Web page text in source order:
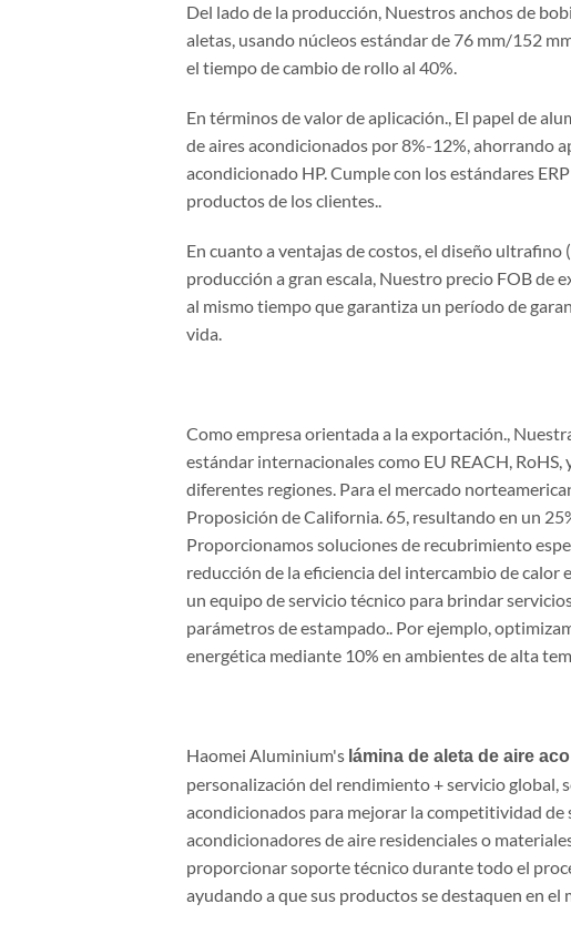
Del lado de la producción, Nuestros anchos de
aletas, usando núcleos estándar de 76 mm/152
el tiempo de cambio de rollo al 40%.
En términos de valor de aplicación., El papel de
de aires acondicionados por 8%-12%, ahorrando
acondicionado HP. Cumple con los estándares
productos de los clientes..
En cuanto a ventajas de costos, el diseño
producción a gran escala, Nuestro precio FOB de
al mismo tiempo que garantiza un período de
vida.
Como empresa orientada a la exportación.,
estándar internacionales como EU REACH, RoHS,
diferentes regiones. Para el mercado
Proposición de California. 65, resultando en un
Proporcionamos soluciones de recubrimiento
reducción de la eficiencia del intercambio de calor
un equipo de servicio técnico para brindar
parámetros de estampado.. Por ejemplo,
energética mediante 10% en ambientes de alta
Haomei Aluminium's lámina de aleta de aire
personalización del rendimiento + servicio global,
acondicionados para mejorar la competitividad de
acondicionadores de aire residenciales o
proporcionar soporte técnico durante todo el
ayudando a que sus productos se destaquen en el